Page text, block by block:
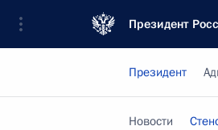
Президент
Президент
Новости